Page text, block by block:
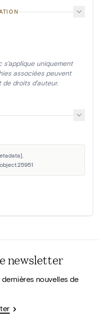
s'applique uniquement
associées peuvent
droits d'auteur.
newsletter
nouvelles de